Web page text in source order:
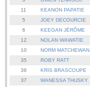
11
KEANON PAPATIE
5
JOEY DECOURCIE
6
KEEGAN JÉRÔME
12
NOLAN WAWATIE
10
NORM MATCHEWAN
35
ROBY RATT
36
KRIS BRASCOUPE
37
WANESSA THUSKY